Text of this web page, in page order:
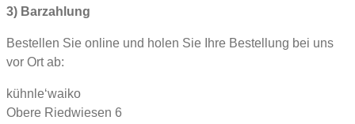
3) Barzahlung
Bestellen Sie online und holen Sie Ihre Bestellung bei uns
vor Ort ab:
kühnle‘waiko
Obere Riedwiesen 6